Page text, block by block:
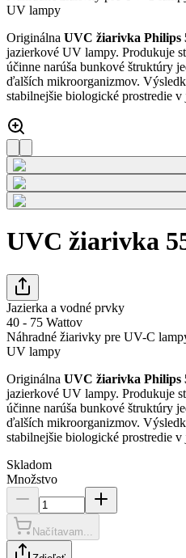
UV lampy
Originálna UVC žiarivka Philips
jazierkové UV lampy. Produkuje
účinne narúša bunkové štruktúry
ďalších mikroorganizmov.
stabilnejšie biologické prostredie v
UVC žiarivka
Jazierka a vodné prvky
40 - 75 Wattov
Náhradné žiarivky pre UV-C
UV lampy
Originálna UVC žiarivka Philips
jazierkové UV lampy. Produkuje
účinne narúša bunkové štruktúry
ďalších mikroorganizmov.
stabilnejšie biologické prostredie v
Skladom
Množstvo
Načítavam...